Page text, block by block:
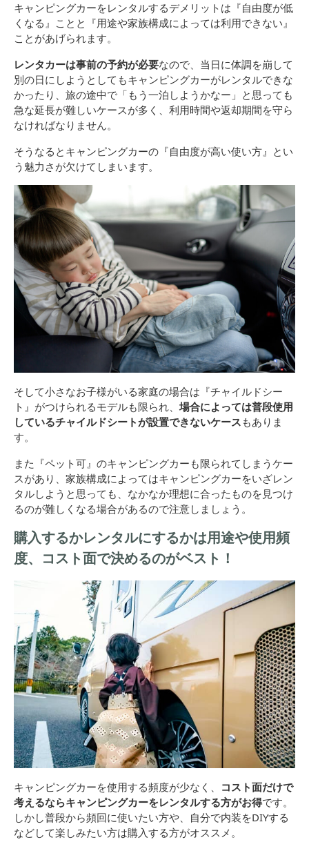
キャンピングカーをレンタルするデメリットは『自由度が低
くなる』ことと『用途や家族構成によっては利用できない』
ことがあげられます。
レンタカーは事前の予約が必要なので、当日に体調を崩して
別の日にしようとしてもキャンピングカーがレンタルできな
かったり、旅の途中で「もう一泊しようかなー」と思っても
急な延長が難しいケースが多く、利用時間や返却期間を守ら
なければなりません。
そうなるとキャンピングカーの『自由度が高い使い方』とい
う魅力さが欠けてしまいます。
そして小さなお子様がいる家庭の場合は『チャイルドシー
ト』がつけられるモデルも限られ、場合によっては普段使用
しているチャイルドシートが設置できないケース もありま
す。
また『ペット可』のキャンピングカーも限られてしまうケー
スがあり、家族構成によってはキャンピングカーをいざレン
タルしようと思っても、なかなか理想に合ったものを見つけ
るのが難しくなる場合があるので注意しましょう。
購入するかレンタルにするかは用途や使用頻
度、コスト面で決めるのがベスト！
キャンピングカーを使用する頻度が少なく、 コスト面だけで
考えるならキャンピングカーをレンタルする方がお得です。
しかし普段から頻回に使いたい方や、自分で内装をDIYする
などして楽しみたい方は購入する方がオススメ。